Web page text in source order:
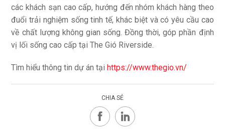
các khách sạn cao cấp, hướng đến nhóm khách hàng theo
đuổi trải nghiệm sống tinh tế, khác biệt và có yêu cầu cao
về chất lượng không gian sống. Đồng thời, góp phần định
vị lối sống cao cấp tại The Gió Riverside.
Tìm hiểu thông tin dự án tạihttps://www.thegio.vn/
CHIA SẺ